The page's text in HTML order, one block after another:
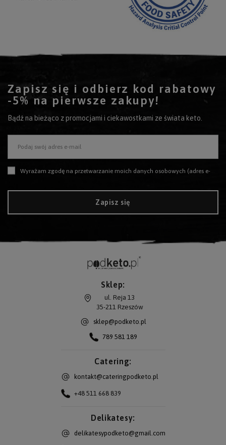
Zapisz się i odbierz kod rabatowy
-5% na pierwsze zakupy!
Bądź na bieżąco z promocjami i ciekawostkami ze świata keto.
Podaj swój adres e-mail
Wyrażam zgodę na przetwarzanie moich danych osobowych (adres e-mail) na potrzeby wysyłki newslettera z informacją handlową (marketing). Więcej w
Zapisz się
Sklep:
ul. Reja 13
35-211 Rzeszów
sklep@podketo.pl
789 581 189
Catering:
kontakt@cateringpodketo.pl
+48 511 668 839
Delikatesy:
delikatesypodketo@gmail.com